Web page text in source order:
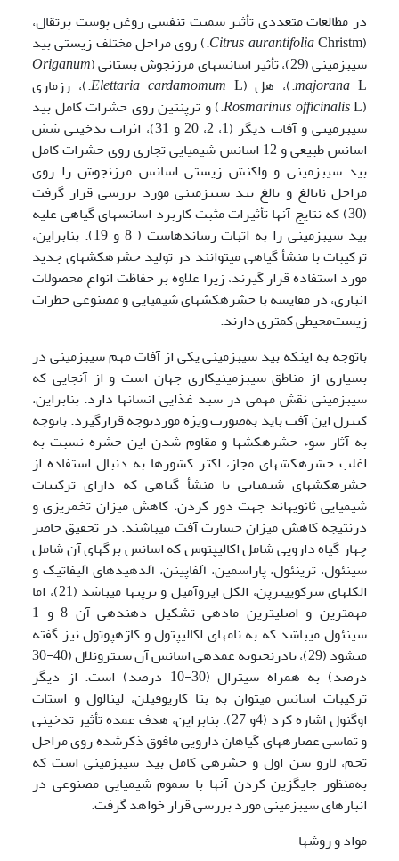
در مطالعات متعددی تأثیر سمیت تنفسی روغن پوست پرتقال،
(
Citrus aurantifoliaChristm.) روی مراحل مختلف زیستی بید
سیب­زمینی (29)، تأثیر اسانس­های مرزنجوش بستانی (
Origanum
majorana L.)، هل ( Elettaria cardamomumL.)، رزماری
(
Rosmarinus officinalisL.) و ترپنتین روی حشرات کامل بید
سیب­زمینی و آفات دیگر (1، 2، 20 و 31)، اثرات تدخینی شش
اسانس طبیعی و 12 اسانس شیمیایی تجاری روی حشرات کامل
بید سیب­زمینی و واکنش زیستی اسانس مرزنجوش را روی
مراحل نابالغ و بالغ بید سیب­زمینی مورد بررسی قرار گرفت
(30) که نتایج آنها تأثیرات مثبت کاربرد اسانس­های گیاهی علیه
بید سیب­زمینی را به اثبات رسانده­است ( 8 و 19). بنابراین،
ترکیبات با منشأ گیاهی می­توانند در تولید حشره­کش­های جدید
مورد استفاده قرار گیرند، زیرا علاوه بر حفاظت انواع محصولات
انباری، در مقایسه با حشره­کش­های شیمیایی و مصنوعی خطرات
زیست‌محیطی کمتری دارند.
باتوجه به اینکه بید سیب­زمینی یکی از آفات مهم سیب­زمینی در
بسیاری از مناطق سیب­زمینی­کاری جهان است و از آنجایی که
سیب­زمینی نقش مهمی در سبد غذایی انسان­ها دارد. بنابراین،
کنترل این آفت باید به‌صورت ویژه موردتوجه قرارگیرد. باتوجه
به آثار سوء حشره­کش­ها و مقاوم شدن این حشره نسبت به
اغلب حشره­کش­های مجاز، اکثر کشورها به دنبال استفاده از
حشره­کش­های شیمیایی با منشأ گیاهی که دارای ترکیبات
شیمیایی ثانویه­اند جهت دور کردن، کاهش میزان تخم­ریزی و
درنتیجه کاهش میزان خسارت آفت می­باشند. در تحقیق حاضر
چهار گیاه دارویی شامل اکالیپتوس که اسانس برگ­های آن شامل
سینئول، ترینئول، پاراسمین، آلفاپینن، آلدهید­های آلیفاتیک و
الکل­های سزکویی­ترپن، الکل ایزوآمیل و ترپن­ها می­باشد (21)، اما
مهم­ترین و اصلی­ترین ماده­ی تشکیل دهنده­ی آن 8 و 1
سینئول می­باشد که به نام­های اکالیپتول و کاژه­پوتول نیز گفته
می­شود (29)، بادرنجبویه عمده­ی اسانس آن سیترونلال (40-30
درصد) به همراه سیترال (30-10 درصد) است. از دیگر
ترکیبات اسانس می­توان به بتا کاریوفیلن، لینالول و استات
اوگنول اشاره کرد (4و 27). بنابراین، هدف عمده تأثیر تدخینی
و تماسی عصاره­های گیاهان دارویی مافوق ذکرشده روی مراحل
تخم، لارو سن اول و حشره­ی کامل بید سیب­زمینی است که
به‌منظور جایگزین کردن آن­ها با سموم شیمیایی مصنوعی در
انبارهای سیب­زمینی مورد بررسی قرار خواهد گرفت.
مواد و روشها